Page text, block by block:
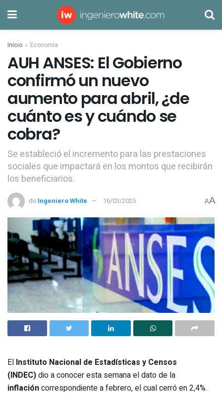
Inicio Economía
AUH ANSES: El Gobierno
confirmó un nuevo
aumento para abril, ¿de
cuánto es y cuándo se
cobra?
Se estableció el incremento para las prestaciones
sociales que impactará en los montos que recibirán
los beneficiarios.
de Ingeniero White 16/03/2025 AA
El Instituto Nacional de Estadísticas y Censos
(INDEC)dio a conocer esta semana el dato de la
inflacióncorrespondiente a febrero, el cual cerró en 2,4%.